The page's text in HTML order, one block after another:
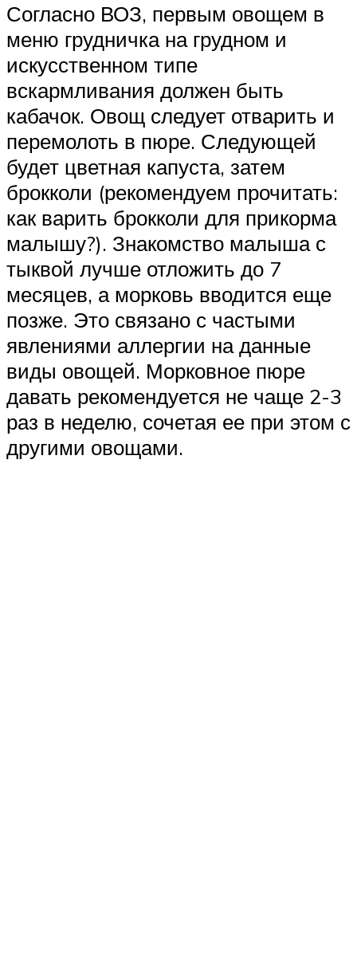
Согласно ВОЗ, первым овощем в
меню грудничка на грудном и
искусственном типе
вскармливания должен быть
кабачок. Овощ следует отварить и
перемолоть в пюре. Следующей
будет цветная капуста, затем
брокколи (рекомендуем прочитать:
как варить брокколи для прикорма
малышу?). Знакомство малыша с
тыквой лучше отложить до 7
месяцев, а морковь вводится еще
позже. Это связано с частыми
явлениями аллергии на данные
виды овощей. Морковное пюре
давать рекомендуется не чаще 2-3
раз в неделю, сочетая ее при этом с
другими овощами.